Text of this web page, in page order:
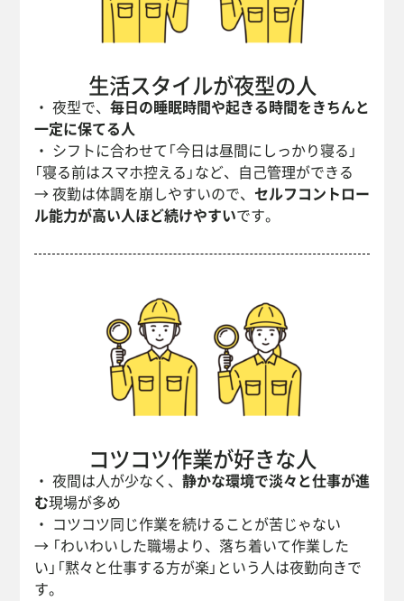
生活スタイルが夜型の人
・ 夜型で、 毎日の睡眠時間や起きる時間をきちんと
一定に保てる人
・ シフトに合わせて「今日は昼間にしっかり寝る」
「寝る前はスマホ控える」など、自己管理ができる
→ 夜勤は体調を崩しやすいので、 セルフコントロー
ル能力が高い人ほど続けやすいです。
コツコツ作業が好きな人
・ 夜間は人が少なく、 静かな環境で淡々と仕事が進
む現場が多め
・ コツコツ同じ作業を続けることが苦じゃない
→ 「わいわいした職場より、落ち着いて作業した
い」「黙々と仕事する方が楽」という人は夜勤向きで
す。